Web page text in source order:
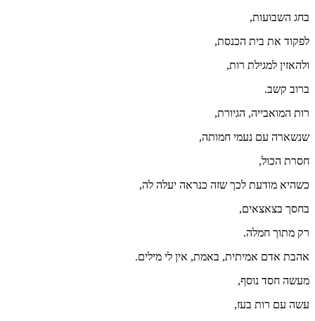
בחג השבועות,
לפקוד את בית הכנסת,
ולהאזין למגילת רות,
ברוב קשב.
רות המואבייה, הגיורת,
שנשארה עם נעמי חמותה,
חסרת הכול,
כשהיא מודעת לכך שזה כנראה יעלה לה,
בחסך בצאצאים,
רק מתוך חמלה.
אהבת אדם אמיתית, באמת, אין לי מילים.
מעשה חסד נוסף,
עשה עם רות בעז,